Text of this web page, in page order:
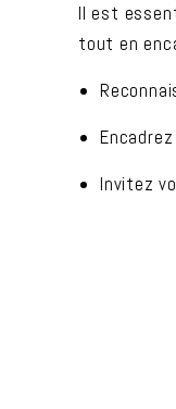
Il est
tout en
Invitez